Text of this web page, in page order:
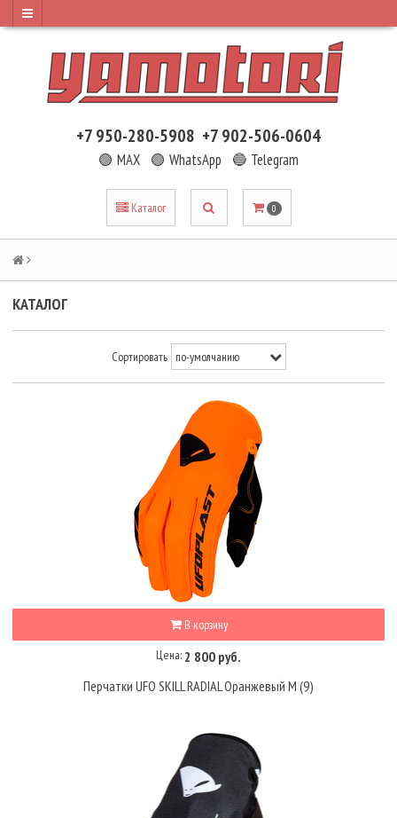
+7 950-280-5908 +7 902-506-0604
🟢 MAX 🟢 WhatsApp 🔵 Telegram
Каталог 0
КАТАЛОГ
Сортировать
В корзину
Цена: 2 800 руб.
Перчатки UFO SKILL RADIAL Оранжевый M (9)